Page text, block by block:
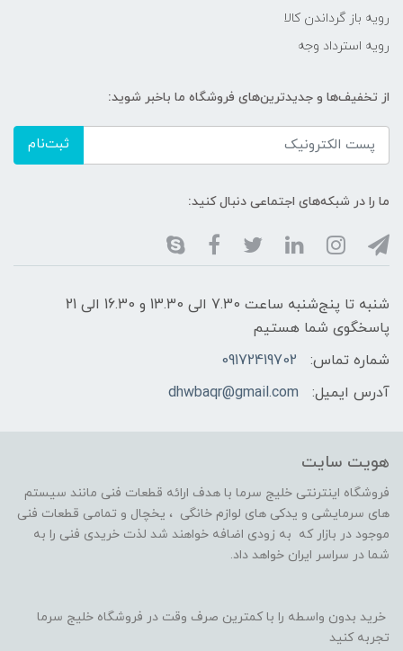
رویه باز گرداندن کالا
رویه استرداد وجه
از تخفیف‌ها و جدیدترین‌های فروشگاه ما باخبر شوید:
ثبت‌نام
ما را در شبکه‌های اجتماعی دنبال کنید:
شنبه تا پنج‌شنبه ساعت 7.30 الی 13.30 و 16.30 الی 21
پاسخگوی شما هستیم
شماره تماس:
09172419702
آدرس ایمیل:
dhwbaqr@gmail.com
هویت سایت
فروشگاه اینترنتی خلیج سرما با هدف ارائه قطعات فنی مانند سیستم
های سرمایشی و یدکی های لوازم خانگی ، یخچال و تمامی قطعات فنی
موجود در بازار که به زودی اضافه خواهند شد لذت خریدی فنی را به
شما در سراسر ایران خواهد داد.
خرید بدون واسطه را با کمترین صرف وقت در فروشگاه خلیج سرما
تجربه کنید